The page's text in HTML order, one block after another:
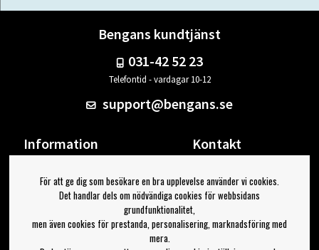
Bengans kundtjänst
031-42 52 23
Telefontid - vardagar 10-12
support@bengans.se
Information
Om Bengans
FAQ / Köp- & Leveransvillkor
Kontakt
Din sida
Logga ut
Jag vill ha tips från Bengans
För att ge dig som besökare en bra upplevelse använder vi cookies.
Det handlar dels om nödvändiga cookies för webbsidans
grundfunktionalitet,
men även cookies för prestanda, personalisering, marknadsföring med
mera.